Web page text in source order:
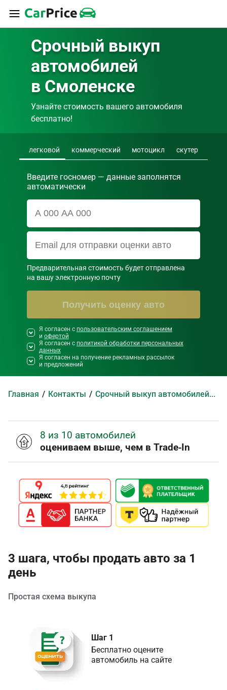
Срочный выкуп
автомобилей
в Смоленске
Узнайте стоимость вашего автомобиля
бесплатно!
легковой коммерческий мотоцикл скутер
Введите госномер — данные заполнятся
автоматически
Предварительная стоимость будет отправлена
на вашу электронную почту
Получить оценку авто
Необходимо согласиться со всеми
правилами и условиями ниже
Я согласен с пользовательским соглашением
и офертой
Я согласен с политикой обработки персональных
данных
Я согласен на получение рекламных рассылок
и предложений
Главная Контакты Срочный выкуп автомобилей в Смоленске
8 из 10 автомобилей
оцениваем выше, чем в Trade‑In
3 шага, чтобы продать авто за 1
день
Простая схема выкупа
Шаг 1
Бесплатно оцените